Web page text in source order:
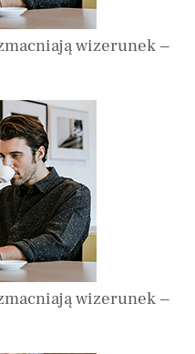
wizerunek –
wizerunek –